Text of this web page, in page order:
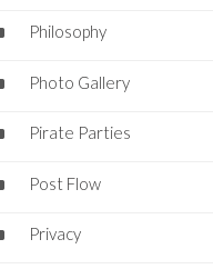
Philosophy
Photo Gallery
Pirate Parties
Post Flow
Privacy